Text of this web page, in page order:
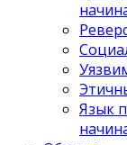
Язык